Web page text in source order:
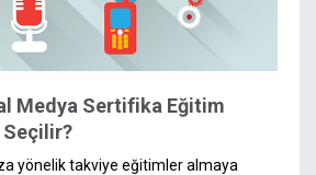
Medya Sertifika Eğitim
Seçilir?
yönelik takviye eğitimler almaya